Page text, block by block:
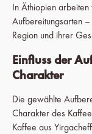
In Äthiopien
Aufbereitungsarten
Region und ihrer
Einfluss der
Charakter
Die gewählte
Charakter des
Kaffee aus